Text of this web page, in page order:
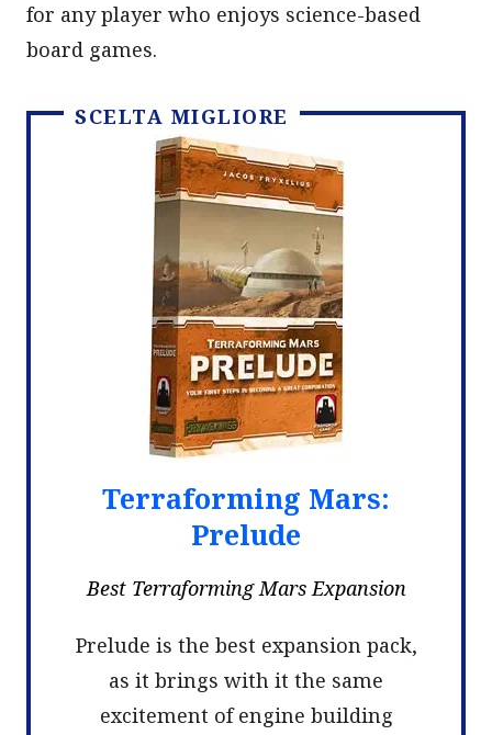
for any player who enjoys science-based
board games.
SCELTA MIGLIORE
Terraforming Mars:
Prelude
Best Terraforming Mars Expansion
Prelude is the best expansion pack,
as it brings with it the same
excitement of engine building